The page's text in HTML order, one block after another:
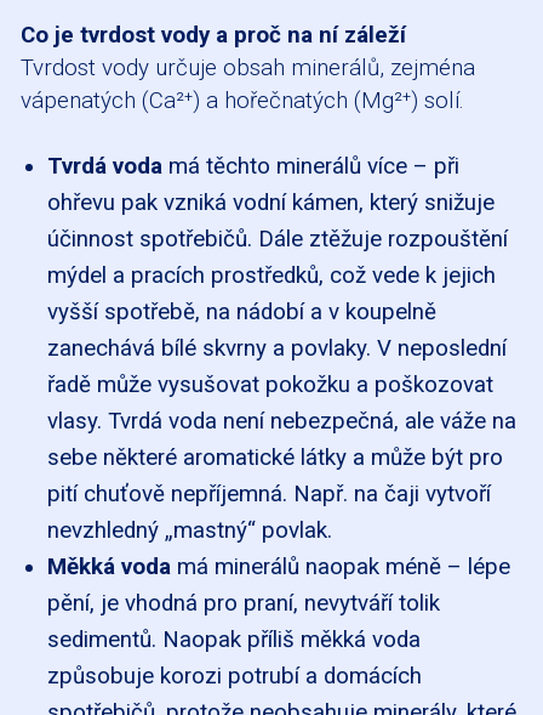
Co je tvrdost vody a proč na ní záleží
Tvrdost vody určuje obsah minerálů, zejména
vápenatých (Ca²⁺) a hořečnatých (Mg²⁺) solí.
Tvrdá voda má těchto minerálů více – při
ohřevu pak vzniká vodní kámen, který snižuje
účinnost spotřebičů. Dále ztěžuje rozpouštění
mýdel a pracích prostředků, což vede k jejich
vyšší spotřebě, na nádobí a v koupelně
zanechává bílé skvrny a povlaky. V neposlední
řadě může vysušovat pokožku a poškozovat
vlasy. Tvrdá voda není nebezpečná, ale váže na
sebe některé aromatické látky a může být pro
pití chuťově nepříjemná. Např. na čaji vytvoří
nevzhledný „mastný“ povlak.
Měkká voda má minerálů naopak méně – lépe
pění, je vhodná pro praní, nevytváří tolik
sedimentů. Naopak příliš měkká voda
způsobuje korozi potrubí a domácích